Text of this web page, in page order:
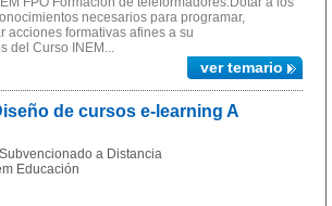
necesarios para programar,
acciones formativas afines a su
del Curso INEM...
ver temario
de cursos e-learning A
a Distancia
Educación